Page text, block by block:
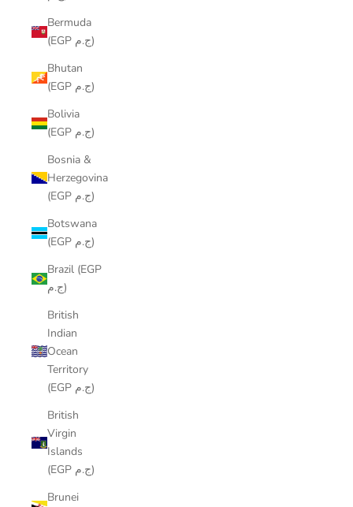
Bermuda
(EGP ج.م)
Bhutan
(EGP ج.م)
Bolivia
(EGP ج.م)
Bosnia &
Herzegovina
(EGP ج.م)
Botswana
(EGP ج.م)
Brazil (EGP
ج.م)
British
Indian
Ocean
Territory
(EGP ج.م)
British
Virgin
Islands
(EGP ج.م)
Brunei